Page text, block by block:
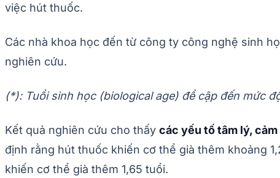
việc hút thuốc.
Các nhà khoa học đến từ công ty công nghệ sinh
nghiên cứu.
(*): Tuổi sinh học (biological age) đề cập đến mức
Kết quả nghiên cứu cho thấy các yếu tố tâm lý,
định rằng hút thuốc khiến cơ thể già thêm khoảng
khiến cơ thể già thêm 1,65 tuổi.